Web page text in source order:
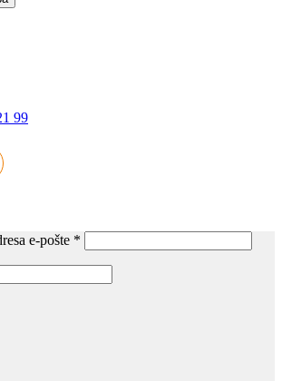
99
e-pošte *